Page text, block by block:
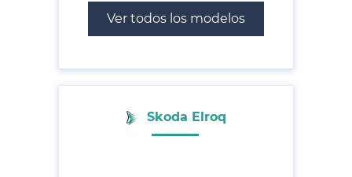
Ver todos los modelos
Skoda Elroq